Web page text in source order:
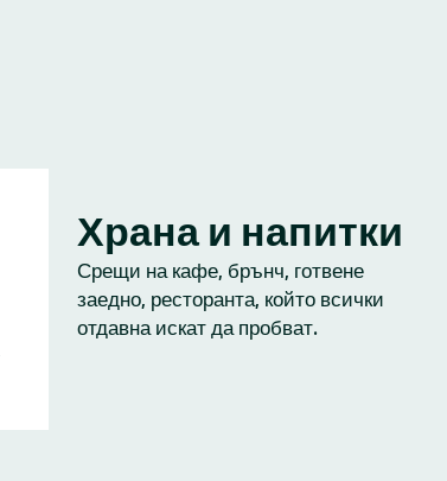
Храна и напитки
Срещи на кафе, брънч, готвене
заедно, ресторанта, който всички
отдавна искат да пробват.